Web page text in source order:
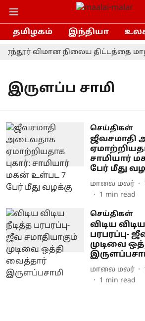
தமிழகம் இந்தியா
விமான நிலைய திட்டத்தை
இருளப்ப சாமி
செய்திகள்
ஜீவசமாதி
சாமியார்
பேர் மீது
மாலை மலர்
1 min read
செய்திகள்
விடிய
பரபரப்பு-
முடிவை
மாலை மலர்
1 min read